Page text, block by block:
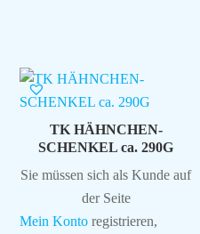
TK HÄHNCHEN-
SCHENKEL ca. 290G
Sie müssen sich als Kunde auf
der Seite
Mein Konto registrieren,